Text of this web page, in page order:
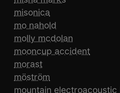
misonica
mo nahold
molly mcdolan
mooncup accident
morast
möström
mountain